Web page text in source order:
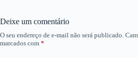
Deixe um comentário
O seu endereço de e-mail não será publicado.
marcados com *